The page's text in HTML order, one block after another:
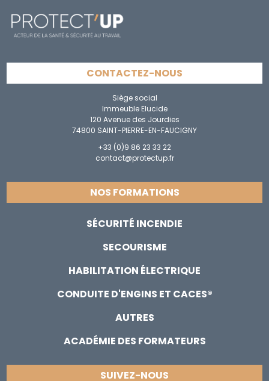
CONTACTEZ-NOUS
Siège social
Immeuble Elucide
120 Avenue des Jourdies
74800 SAINT-PIERRE-EN-FAUCIGNY
+33 (0)9 86 23 33 22
contact@protectup.fr
NOS FORMATIONS
SÉCURITÉ INCENDIE
SECOURISME
HABILITATION ÉLECTRIQUE
CONDUITE D'ENGINS ET CACES®
AUTRES
ACADÉMIE DES FORMATEURS
SUIVEZ-NOUS